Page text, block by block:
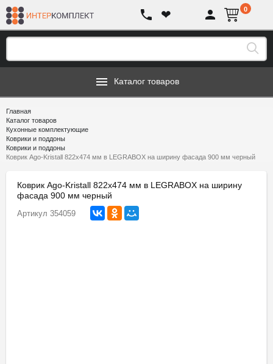
❤ 0
Каталог товаров
Главная
Каталог товаров
Кухонные комплектующие
Коврики и поддоны
Коврики и поддоны
Коврик Ago-Kristall 822х474 мм в LEGRABOX на ширину фасада 900 мм черный
Коврик Ago-Kristall 822х474 мм в LEGRABOX на ширину
фасада 900 мм черный
Артикул 354059